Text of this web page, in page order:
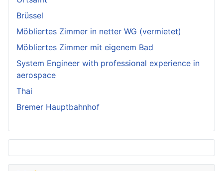
Brüssel
Möbliertes Zimmer in netter WG (vermietet)
Möbliertes Zimmer mit eigenem Bad
System Engineer with professional experience in
aerospace
Thai
Bremer Hauptbahnhof